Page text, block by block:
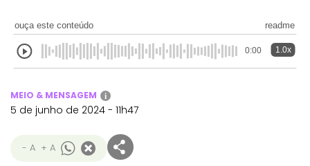
ouça este conteúdo readme
0:00 1.0x
MEIO & MENSAGEM i
5 de junho de 2024 - 11h47
- A + A